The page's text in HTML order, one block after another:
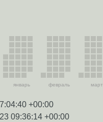
январь февраль март
+00:00
09:36:14 +00:00